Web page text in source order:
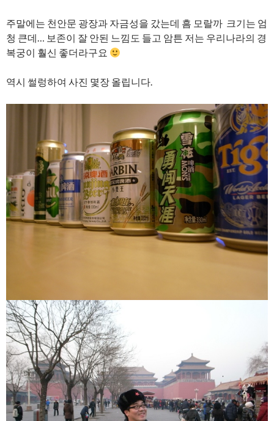
주말에는 천안문 광장과 자금성을 갔는데 흠 모랄까 크기는 엄
청 큰데… 보존이 잘 안된 느낌도 들고 암튼 저는 우리나라의 경
복궁이 훨신 좋더라구요
역시 썰렁하여 사진 몇장 올립니다.